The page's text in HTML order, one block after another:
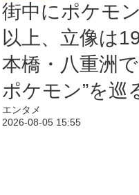
街中にポケモ
以上、立像は
本橋・八重洲
ポケモン”を巡
エンタメ
2026-08-05 15:55